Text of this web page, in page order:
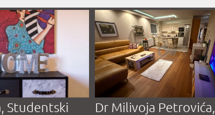
Studentski
Dr Milivoja Petrovića,